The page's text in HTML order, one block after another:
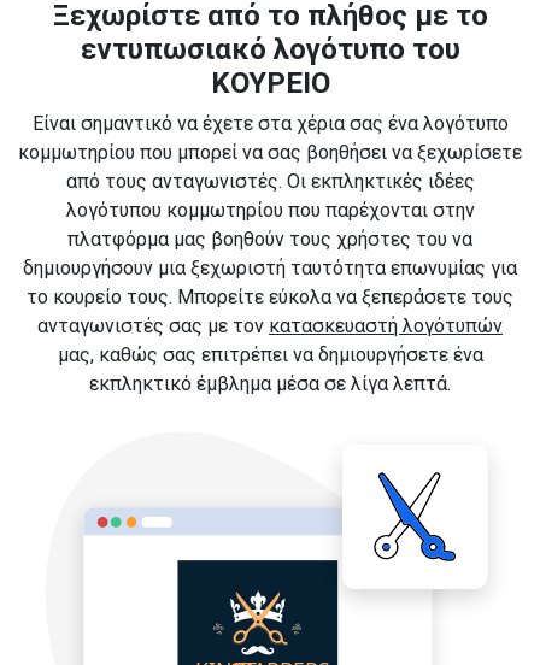
Ξεχωρίστε από το πλήθος με το
εντυπωσιακό λογότυπο του
ΚΟΥΡΕΙΟ
Είναι σημαντικό να έχετε στα χέρια σας ένα λογότυπο
κομμωτηρίου που μπορεί να σας βοηθήσει να ξεχωρίσετε
από τους ανταγωνιστές. Οι εκπληκτικές ιδέες
λογότυπου κομμωτηρίου που παρέχονται στην
πλατφόρμα μας βοηθούν τους χρήστες του να
δημιουργήσουν μια ξεχωριστή ταυτότητα επωνυμίας για
το κουρείο τους. Μπορείτε εύκολα να ξεπεράσετε τους
ανταγωνιστές σας με τον κατασκευαστή λογότυπών
μας, καθώς σας επιτρέπει να δημιουργήσετε ένα
εκπληκτικό έμβλημα μέσα σε λίγα λεπτά.